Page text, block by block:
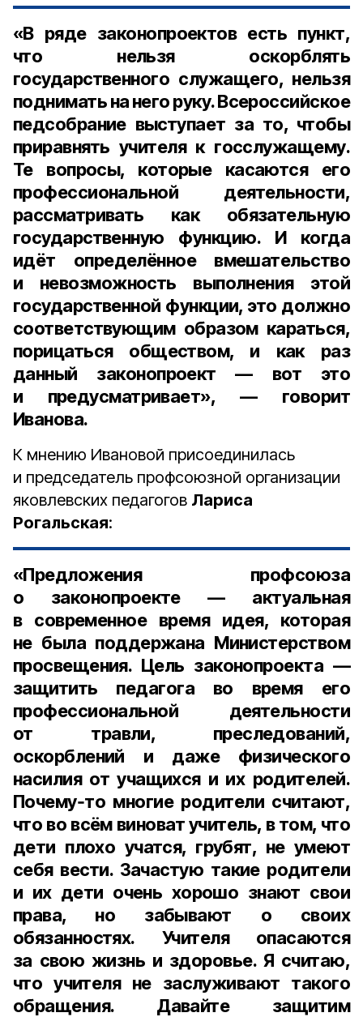
«В ряде законопроектов есть пункт,
что нельзя оскорблять
государственного служащего, нельзя
поднимать на него руку. Всероссийское
педсобрание выступает за то, чтобы
приравнять учителя к госслужащему.
Те вопросы, которые касаются его
профессиональной деятельности,
рассматривать как обязательную
государственную функцию. И когда
идёт определённое вмешательство
и невозможность выполнения этой
государственной функции, это должно
соответствующим образом караться,
порицаться обществом, и как раз
данный законопроект — вот это
и предусматривает», — говорит
Иванова.
К мнению Ивановой присоединилась
и председатель профсоюзной организации
яковлевских педагогов Лариса
Рогальская:
«Предложения профсоюза
о законопроекте — актуальная
в современное время идея, которая
не была поддержана Министерством
просвещения. Цель законопроекта —
защитить педагога во время его
профессиональной деятельности
от травли, преследований,
оскорблений и даже физического
насилия от учащихся и их родителей.
Почему‑то многие родители считают,
что во всём виноват учитель, в том, что
дети плохо учатся, грубят, не умеют
себя вести. Зачастую такие родители
и их дети очень хорошо знают свои
права, но забывают о своих
обязанностях. Учителя опасаются
за свою жизнь и здоровье. Я считаю,
что учителя не заслуживают такого
обращения. Давайте защитим